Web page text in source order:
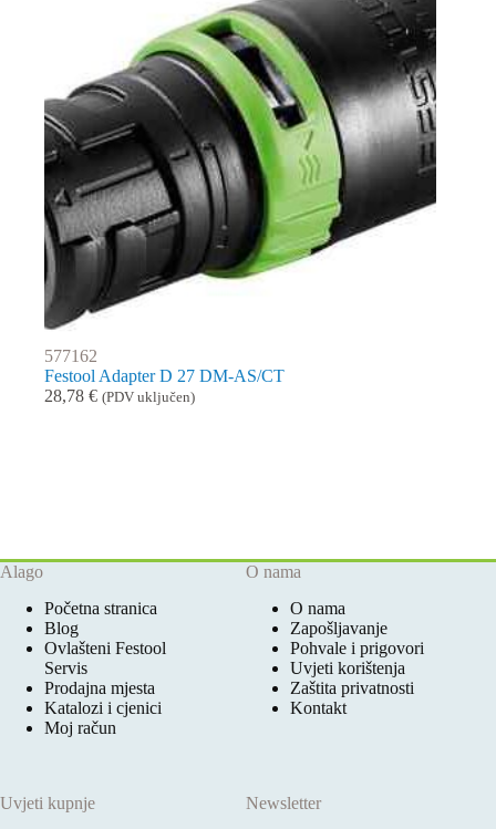
577162
Festool Adapter D 27 DM-AS/CT
28,78 € (PDV uključen)
Alago
Početna stranica
Blog
Ovlašteni Festool
Servis
Prodajna mjesta
Katalozi i cjenici
Moj račun
O nama
O nama
Zapošljavanje
Pohvale i prigovori
Uvjeti korištenja
Zaštita privatnosti
Kontakt
Uvjeti kupnje
Newsletter